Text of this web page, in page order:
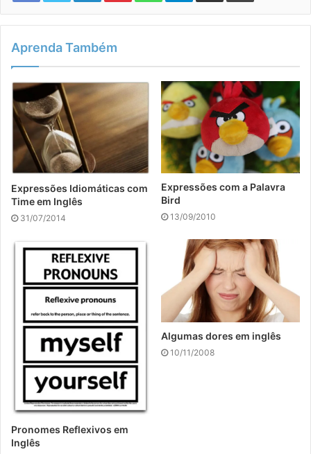
Aprenda Também
Expressões Idiomáticas com
Time em Inglês
31/07/2014
Expressões com a Palavra
Bird
13/09/2010
Pronomes Reflexivos em
Inglês
Algumas dores em inglês
10/11/2008